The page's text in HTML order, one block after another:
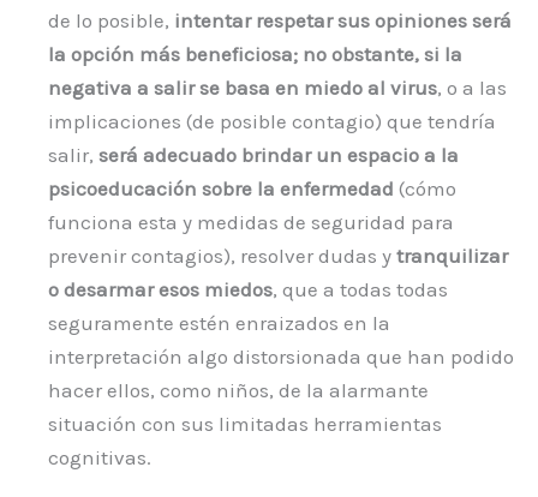
de lo posible, intentar respetar sus opiniones será
la opción más beneficiosa; no obstante, si la
negativa a salir se basa en miedo al virus, o a las
implicaciones (de posible contagio) que tendría
salir, será adecuado brindar un espacio a la
psicoeducación sobre la enfermedad (cómo
funciona esta y medidas de seguridad para
prevenir contagios), resolver dudas y tranquilizar
o desarmar esos miedos, que a todas todas
seguramente estén enraizados en la
interpretación algo distorsionada que han podido
hacer ellos, como niños, de la alarmante
situación con sus limitadas herramientas
cognitivas.